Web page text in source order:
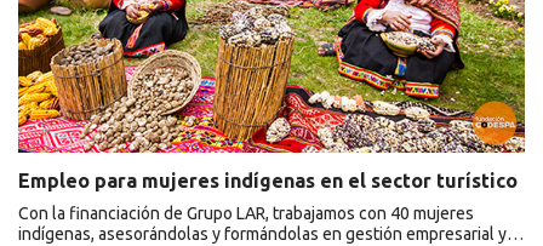
Empleo para mujeres indígenas en el sector turístico
Con la financiación de Grupo LAR, trabajamos con 40 mujeres
indígenas, asesorándolas y formándolas en gestión empresarial y…
turístico